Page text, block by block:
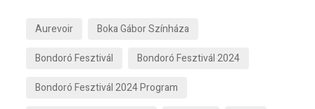
Aurevoir
Boka Gábor Színháza
Bondoró Fesztivál
Bondoró Fesztivál 2024
Bondoró Fesztivál 2024 Program